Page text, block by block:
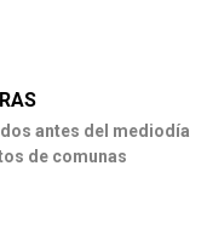
antes del mediodía
de comunas